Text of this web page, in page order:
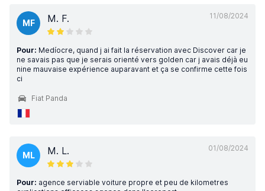
11/08/2024
MF M. F.
Pour: Medíocre, quand j ai fait la réservation avec Discover car je
ne savais pas que je serais orienté vers golden car j avais déjà eu
nine mauvaise expérience auparavant et ça se confirme cette fois
ci
Fiat Panda
01/08/2024
ML M. L.
Pour: agence serviable voiture propre et peu de kilometres